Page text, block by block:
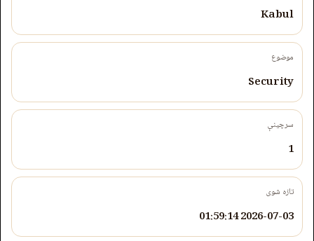
Kabul
موضوع
Security
سرچینې
1
تازه شوی
2026-07-03 01:59:14